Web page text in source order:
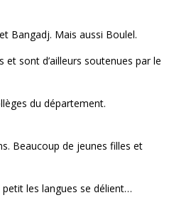
Bangadj. Mais aussi Boulel.
sont d’ailleurs soutenues par le
du département.
Beaucoup de jeunes filles et
les langues se délient…